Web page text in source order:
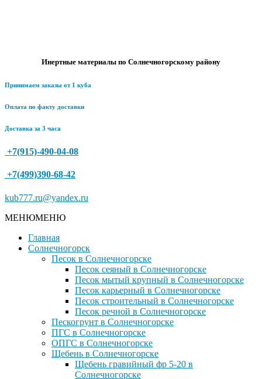
Инертные материалы по Солнечногорскому району
Принимаем заказы от 1 куба
Оплата по факту доставки
Доставка за 3 часа
+7(915)-490-04-08
+7(499)390-68-42
kub777.ru@yandex.ru
МЕНЮМЕНЮ
Главная
Солнечногорск
Песок в Солнечногорске
Песок сеяный в Солнечногорске
Песок мытый крупный в Солнечногорске
Песок карьерный в Солнечногорске
Песок строительный в Солнечногорске
Песок речной в Солнечногорске
Пескогрунт в Солнечногорске
ПГС в Солнечногорске
ОПГС в Солнечногорске
Щебень в Солнечногорске
Щебень гравийный фр 5-20 в
Солнечногорске